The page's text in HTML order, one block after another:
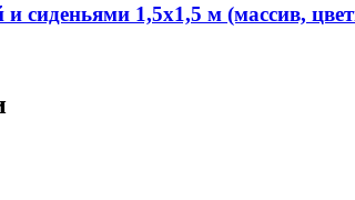
сиденьями 1,5х1,5 м (массив,